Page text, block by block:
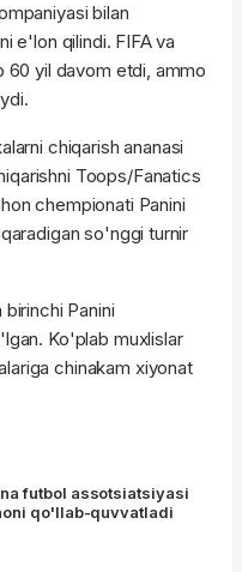
bilan
e'lon qilindi. FIFA va
60 yil davom etdi, ammo
chiqarish ananasi
Toops/Fanatics
chempionati Panini
so'nggi turnir
Panini
Ko'plab muxlislar
chinakam xiyonat
futbol assotsiatsiyasi
qo'llab-quvvatladi